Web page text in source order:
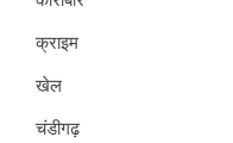
क्राइम
खेल
चंडीगढ़